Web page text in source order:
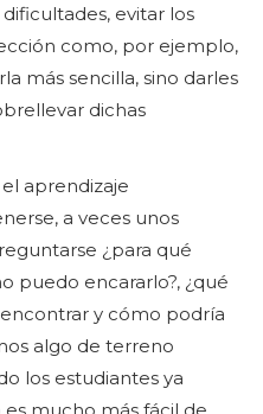
evitar los
como, por ejemplo,
más sencilla, sino darles
dichas
aprendizaje
a veces unos
¿para qué
puedo encararlo?, ¿qué
y cómo podría
algo de terreno
los estudiantes ya